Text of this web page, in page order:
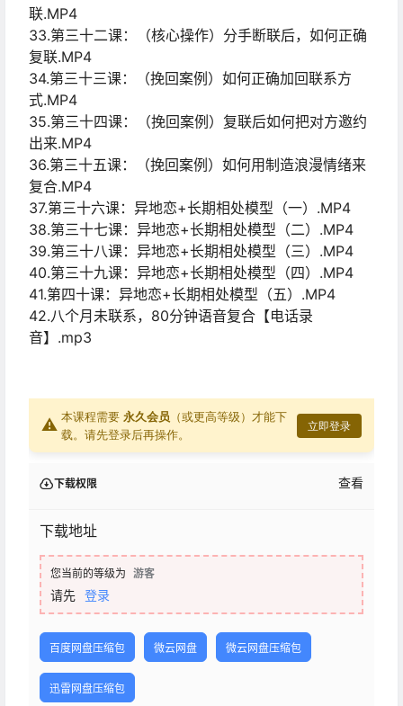
联.MP4
33.第三十二课：（核心操作）分手断联后，如何正确
复联.MP4
34.第三十三课：（挽回案例）如何正确加回联系方
式.MP4
35.第三十四课：（挽回案例）复联后如何把对方邀约
出来.MP4
36.第三十五课：（挽回案例）如何用制造浪漫情绪来
复合.MP4
37.第三十六课：异地恋+长期相处模型（一）.MP4
38.第三十七课：异地恋+长期相处模型（二）.MP4
39.第三十八课：异地恋+长期相处模型（三）.MP4
40.第三十九课：异地恋+长期相处模型（四）.MP4
41.第四十课：异地恋+长期相处模型（五）.MP4
42.八个月未联系，80分钟语音复合【电话录
音】.mp3
⚠ 本课程需要 永久会员 （或更高等级）才能下
载。请先登录后再操作。
立即登录
下载权限 查看
下载地址
您当前的等级为 游客
请先 登录
百度网盘压缩包 微云网盘 微云网盘压缩包
迅雷网盘压缩包